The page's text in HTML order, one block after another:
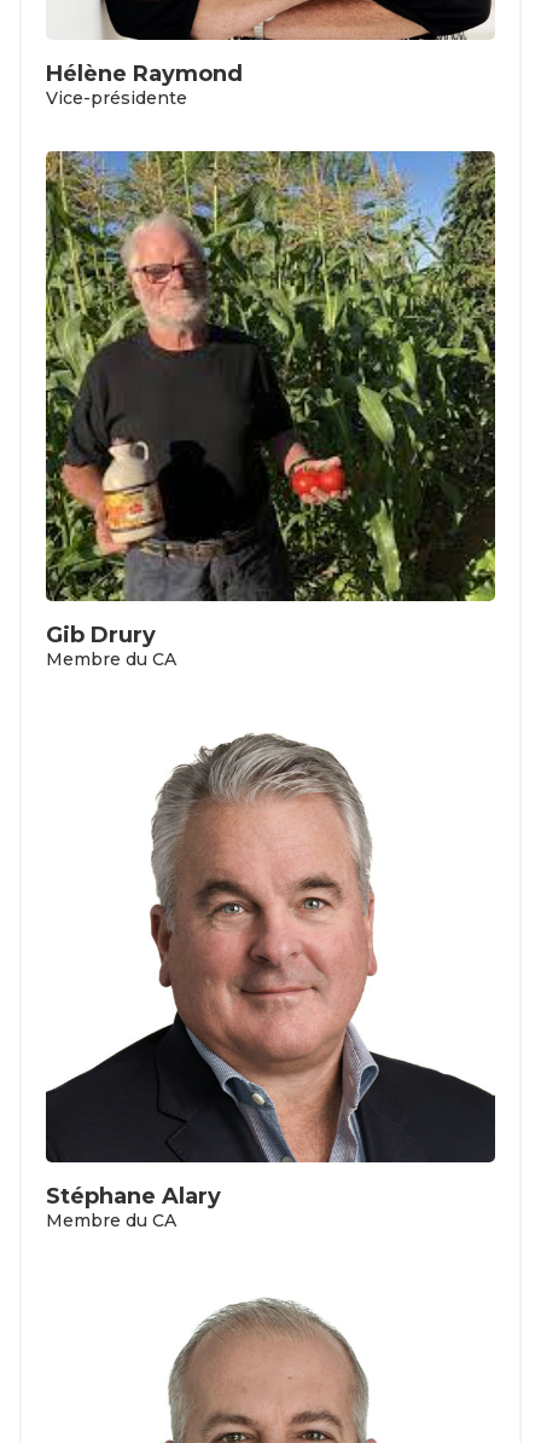
Hélène Raymond
Vice-présidente
Gib Drury
Membre du CA
Stéphane Alary
Membre du CA